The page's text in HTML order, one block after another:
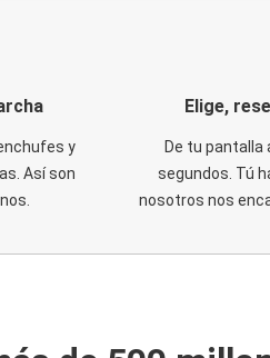
y
Así son
Elige,
De tu pantalla
segundos. Tú
nosotros nos